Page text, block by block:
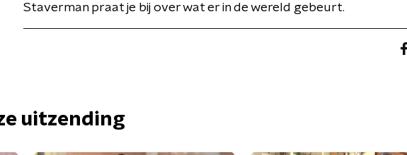
Staverman praat je bij over wat er in de wereld gebeurt.
uitzending